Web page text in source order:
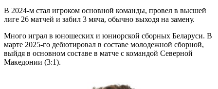
В 2024-м стал игроком основной команды, провел в высшей
лиге 26 матчей и забил 3 мяча, обычно выходя на замену.
Много играл в юношеских и юниорской сборных Беларуси. В
марте 2025-го дебютировал в составе молодежной сборной,
выйдя в основном составе в матче с командой Северной
Македонии (3:1).